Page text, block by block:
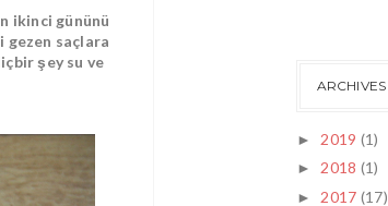
ikinci gününü
gezen saçlara
şey su ve
ARCHIVES
► 2019 (1)
►2018 (1)
► 2017 (17)